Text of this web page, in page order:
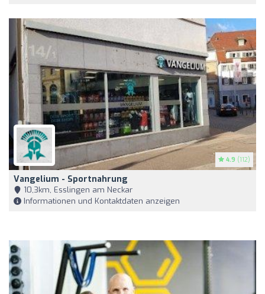
4.9 (112)
Vangelium - Sportnahrung
10,3km, Esslingen am Neckar
Informationen und Kontaktdaten anzeigen